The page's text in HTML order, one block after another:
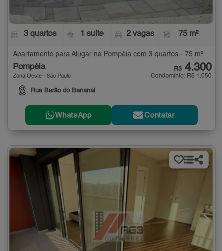
3 quartos 1 suíte 2 vagas 75 m²
Apartamento para Alugar na Pompéia com 3 quartos - 75 m²
Pompéia
Zona Oeste - São Paulo
Rua Barão do Bananal
R$ 4.300
Condomínio: R$ 1.050
WhatsApp Contatar